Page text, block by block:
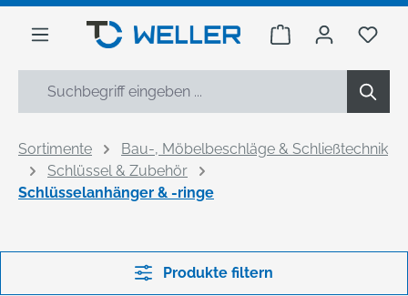
springen
Warenkorb Du
Sortimente
Bau-, Möbelbeschläge & Schließtechnik
Schlüssel & Zubehör
Schlüsselanhänger & -ringe
Produkte filtern